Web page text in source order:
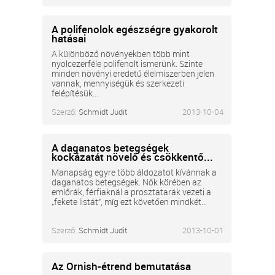
A polifenolok egészségre gyakorolt
hatásai
A különböző növényekben több mint
nyolcezerféle polifenolt ismerünk. Szinte
minden növényi eredetű élelmiszerben jelen
vannak, mennyiségük és szerkezeti
felépítésük...
Szerző: Schmidt Judit 2013-10-04
A daganatos betegségek
kockázatát növelő és csökkentő...
Manapság egyre több áldozatot kívánnak a
daganatos betegségek. Nők körében az
emlőrák, férfiaknál a prosztatarák vezeti a
„fekete listát”, míg ezt követően mindkét...
Szerző: Schmidt Judit 2013-10-01
Az Ornish-étrend bemutatása